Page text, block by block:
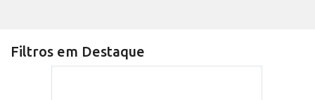
Filtros em Destaque